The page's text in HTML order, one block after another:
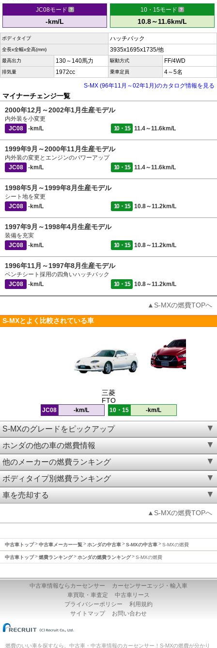
JC08モード
-km/L
10・15モード
10.8～11.6km/L
ボディタイプ ハッチバック
全長x全幅x全高(mm) 3935x1695x1735/他
最高出力 130～140馬力 駆動方式 FF/4WD
排気量 1972cc 乗車定員
4～5名
S-MX (96年11月～02年1月)のカタログ情報を見る
マイナーチェンジ一覧
2000年12月～2002年1月生産モデル
内外装を小変更
JC08
-km/L 10・15 11.4～11.6km/L
1999年9月～2000年11月生産モデル
内外装の変更とエンジンのパワーアップ
JC08
-km/L 10・15 11.4～11.6km/L
1998年5月～1999年8月生産モデル
シート地を変更
JC08
-km/L 10・15 10.8～11.2km/L
1997年9月～1998年4月生産モデル
装備を充実
JC08
-km/L 10・15 10.8～11.2km/L
1996年11月～1997年8月生産モデル
ベンチシート採用の四角いハッチバック
JC08
-km/L 10・15 10.8～11.2km/L
▲S-MXの燃費TOPへ
S-MXとよく比較されている車
三菱
FTO
JC08 -km/L 10・15 -km/L
S-MXのグレードをピックアップ
ホンダの他の車の燃費情報
他のメーカーの燃費ランキング
ボディタイプ別燃費ランキング
車を売却する
▲S-MXの燃費TOPへ
中古車トップ 中古車メーカー一覧 ホンダの中古車 S-MXの中古車 S-MXの燃費
中古車トップ 燃費ランキング ホンダの燃費ランキング S-MXの燃費
中古車情報ならカーセンサー
カーセンサーエッジ・輸入車
車買取・車査定
中古車リース
プライバシーポリシー
利用規約
サイトマップ
お問い合わせ
燃費のいい車を探すなら、中古車・中古車情報のカーセンサー！S-MXの燃費が分かり